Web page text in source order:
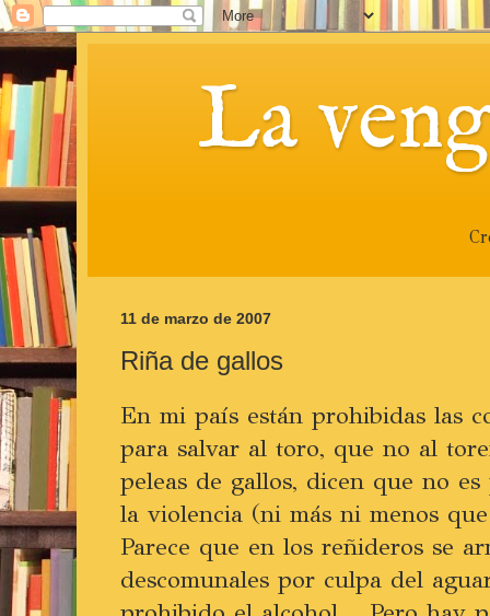
La
11 de marzo de 2007
Riña de gallos
En mi país están prohibidas las
para salvar al toro, que no al
peleas de gallos, dicen que no
la violencia (ni más ni menos
Parece que en los reñideros se
descomunales por culpa del